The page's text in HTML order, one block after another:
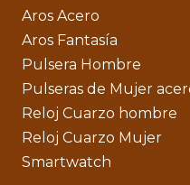
Aros Acero
Aros Fantasía
Pulsera Hombre
Pulseras de Mujer
Reloj Cuarzo hombre
Reloj Cuarzo Mujer
Smartwatch